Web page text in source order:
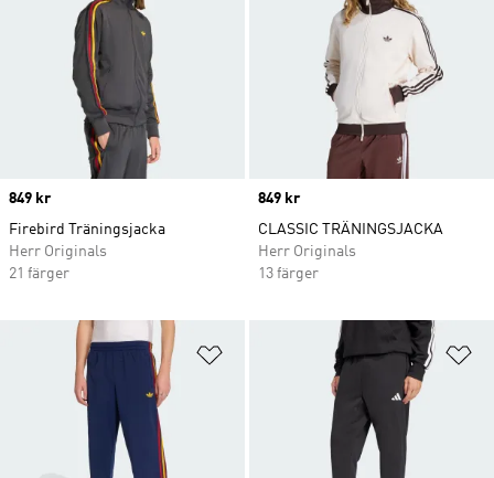
Price
849 kr
Firebird Träningsjacka
Herr Originals
21 färger
Price
849 kr
CLASSIC TRÄNINGSJACKA
Herr Originals
13 färger
Lägg till på önskelistan